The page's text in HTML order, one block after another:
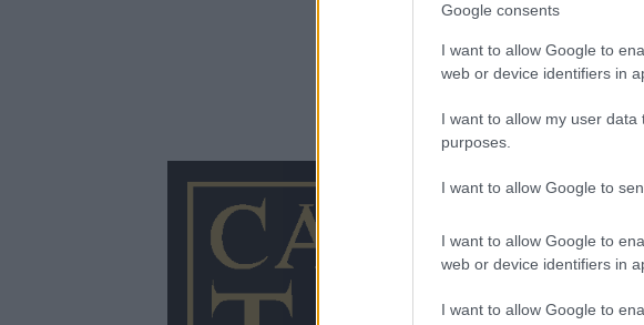
Google consents
I want to allow Google to
web or device identifiers in
I want to allow my user
purposes.
I want to allow Google to
I want to allow Google to
web or device identifiers in
I want to allow Google to